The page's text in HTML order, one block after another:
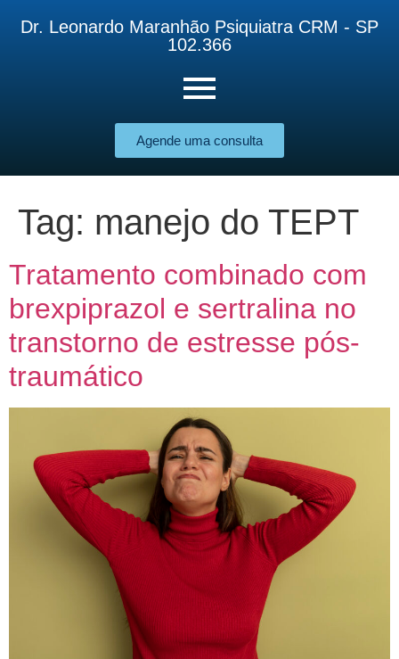
Dr. Leonardo Maranhão Psiquiatra CRM - SP
102.366
Agende uma consulta
Tag: manejo do TEPT
Tratamento combinado com
brexpiprazol e sertralina no
transtorno de estresse pós-
traumático